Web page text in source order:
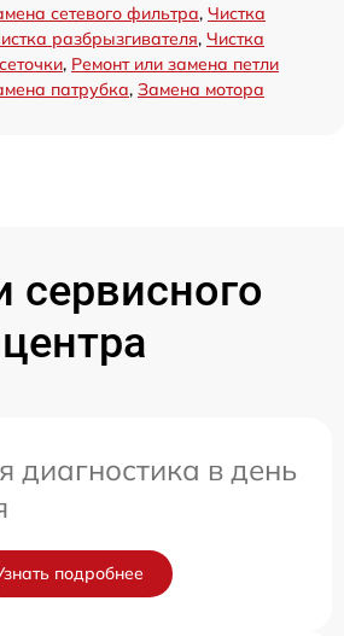
сетевого фильтра, Чистка
разбрызгивателя, Чистка
, Ремонт или замена петли
патрубка, Замена мотора
сервисного
центра
диагностика в день
подробнее